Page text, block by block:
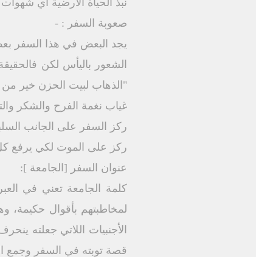
نبذ الحياة الأرضية أي
صعوبة السفر : -
يجد البعض في هذا السفر
الشعور باليأس لكن
"الذهاب لبيت الحزن خير من الذهاب لبيت الوليمة" (جا
غياب نغمة الفرح والشكر
ركز السفر على الجانب
ركز على الموت لكي يرفع
عنوان السفر [الجامعة ]:
كلمة الجامعة تعني في
لمخاطبتهم بأقوال
الأجنبيات اللاتي جعلته
قصة توبته في السفر وجمع